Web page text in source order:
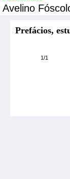
Avelino
Prefácios,
1/1